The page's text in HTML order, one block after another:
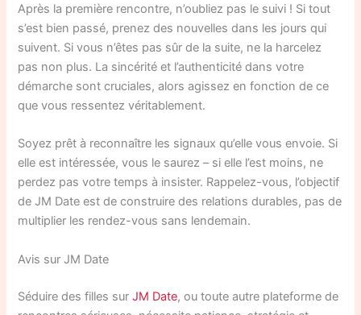
Après la première rencontre, n’oubliez pas le suivi ! Si tout
s’est bien passé, prenez des nouvelles dans les jours qui
suivent. Si vous n’êtes pas sûr de la suite, ne la harcelez
pas non plus. La sincérité et l’authenticité dans votre
démarche sont cruciales, alors agissez en fonction de ce
que vous ressentez véritablement.
Soyez prêt à reconnaître les signaux qu’elle vous envoie. Si
elle est intéressée, vous le saurez – si elle l’est moins, ne
perdez pas votre temps à insister. Rappelez-vous, l’objectif
de JM Date est de construire des relations durables, pas de
multiplier les rendez-vous sans lendemain.
Avis sur JM Date
Séduire des filles surJM Date, ou toute autre plateforme de